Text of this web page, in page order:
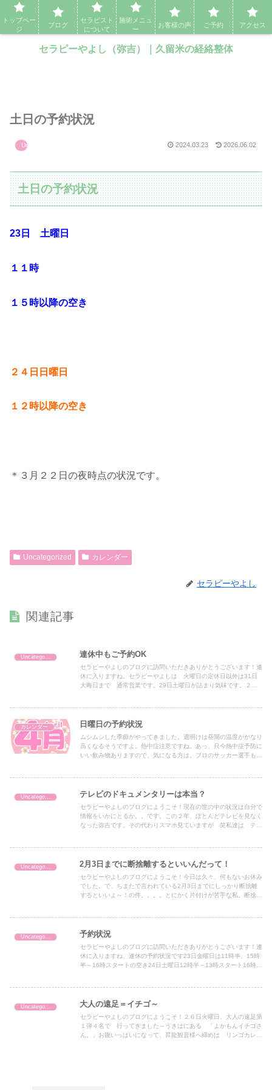
セラピーやよし（弥吉）｜久留米の経絡整体・アロママッサージ・エステ
セラピーやよし（弥吉）｜久留米の経絡整体
土日の予約状況
Uncategorized 2024.03.23 2026.06.02
土日の予約状況
23日 土曜日
１１時
１５時以降の空き
２４日日曜日
１２時以降の空き
＊３月２２日の夜時点の状況です。
Uncategorized カレンダー
セラピーやよし
関連記事
Uncategorized 連休中もご予約OK
セラピーやよしのブログに訪問いただきありがとうございます！連
休に入りますね。セラピーやよしは 火曜日の定休日以外は31日
大晦日まで 通常営業です。29日土曜日が詰まり気味です。２２
カレンダー 日曜日の予約状況
ムシムシした季節がやってきました。週明けは昼間の温度がかなり
高くなるそうですよ。熱中症注意ですね。あっ、只今熱中症予防に
いい飲み物ありますので、気になる方は。プロのサッカー選手も飲
Uncategorized テレビのドキュメンタリーは本当？
セラピーやよしのブログにようこそ！現在の世の中の状況は自分で
情報をいかにとるか。。です。この２年、ほとんどテレビを見なく
なった弥吉です。その代わりスマホ見ていますが 笑私達は テレ
Uncategorized 2月3日までに断捨離するといいんだって！
セラピーやよしのブログにようこそ！今日は久々、何もないお休み
でした。で、ちまたで言われている2月3日までにしっかり断捨離
するといいよ～！の件。。。。とにかく片付けが苦手な私。断捨離
Uncategorized 予約状況
セラピーやよしのブログに訪問いただきありがとうございます！連
休に入りますね、連休の予約状況です23日金曜日は11時半、15時
半～16時スタートの空き24日土曜日12時半～13時スタート16時以
大人の遠足＝イチゴ～
セラピーやよしのブログにようこそ！２６日火曜日、大人の遠足第
１弾４名で 行ってきました～うきはにある 「よかもんイチゴさ
ん。」お腹いっぱいになって、昇龍観音様へ締めは リンゴカレー
トップペー
ジ
ブログ
セラピスト
について
施術メニュ
ー
お客様の声 ご予約 アクセス